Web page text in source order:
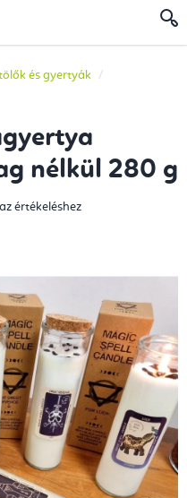
és gyertyák
nélkül 280 g
értékeléshez